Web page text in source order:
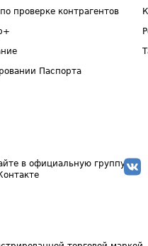
проверке контрагентов
Паспорта
в официальную группу